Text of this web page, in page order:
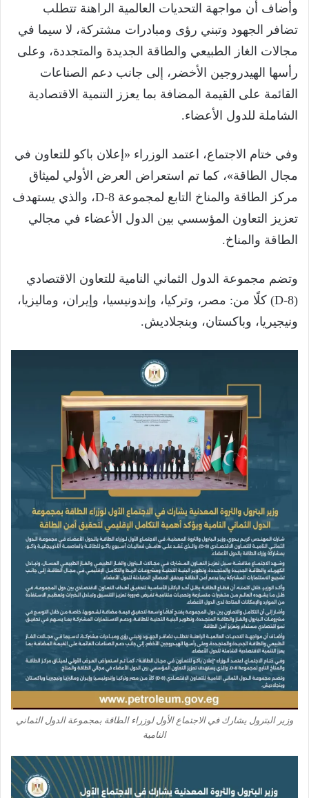
وأضاف أن مواجهة التحديات العالمية الراهنة تتطلب
تضافر الجهود وتبني رؤى ومبادرات مشتركة، لا سيما في
مجالات الغاز الطبيعي والطاقة الجديدة والمتجددة، وعلى
رأسها الهيدروجين الأخضر، إلى جانب دعم الصناعات
القائمة على القيمة المضافة بما يعزز التنمية الاقتصادية
الشاملة للدول الأعضاء.
وفي ختام الاجتماع، اعتمد الوزراء «إعلان باكو للتعاون في
مجال الطاقة»، كما تم استعراض العرض الأولي لميثاق
مركز الطاقة والمناخ التابع لمجموعة D-8، والذي يستهدف
تعزيز التعاون المؤسسي بين الدول الأعضاء في مجالي
الطاقة والمناخ.
وتضم مجموعة الدول الثماني النامية للتعاون الاقتصادي
(D-8) كلًا من: مصر، وتركيا، وإندونيسيا، وإيران، وماليزيا،
ونيجيريا، وباكستان، وبنجلاديش.
وزير البترول يشارك في الاجتماع الأول لوزراء الطاقة بمجموعة الدول الثماني
النامية